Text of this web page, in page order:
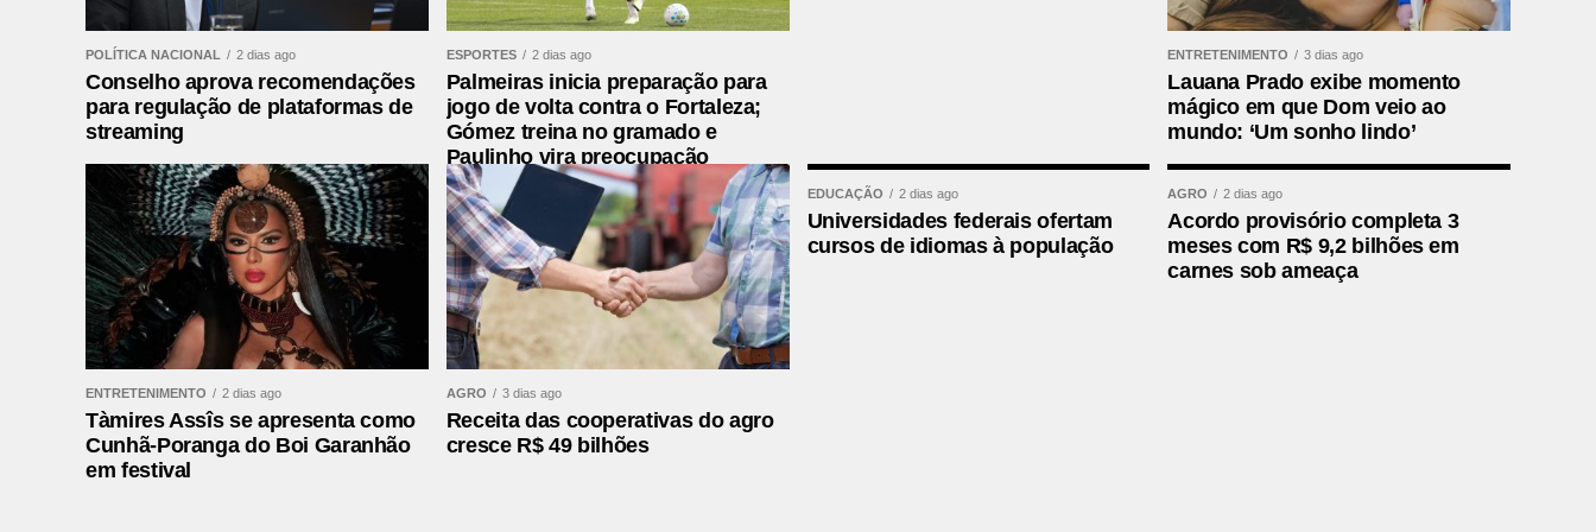
O Fluminense conseguiu diminuir aos 31 minutos da etapa final. Martinelli tabelou com Hulk,
entrou na área como elemento surpresa e desviou de primeira para superar Leo Jardim.
Nos acréscimos, o Vasco definiu o resultado. Puma Rodríguez marcou o terceiro gol
cruzmaltino e confirmou a vitória no clássico, garantindo a classificação da equipe para as
quartas de final da Copa do Brasil.
Fonte: Esportes
Comentários Facebook
POLÍTICA NACIONAL 2 dias ago
Conselho aprova recomendações
para regulação de plataformas de
streaming
ESPORTES 2 dias ago
Palmeiras inicia preparação para
jogo de volta contra o Fortaleza;
Gómez treina no gramado e
Paulinho vira preocupação
ENTRETENIMENTO 3 dias ago
Lauana Prado exibe momento
mágico em que Dom veio ao
mundo: ‘Um sonho lindo’
ENTRETENIMENTO 2 dias ago
Tàmires Assîs se apresenta como
Cunhã-Poranga do Boi Garanhão
em festival
AGRO 3 dias ago
Receita das cooperativas do agro
cresce R$ 49 bilhões
EDUCAÇÃO 2 dias ago
Universidades federais ofertam
cursos de idiomas à população
AGRO 2 dias ago
Acordo provisório completa 3
meses com R$ 9,2 bilhões em
carnes sob ameaça